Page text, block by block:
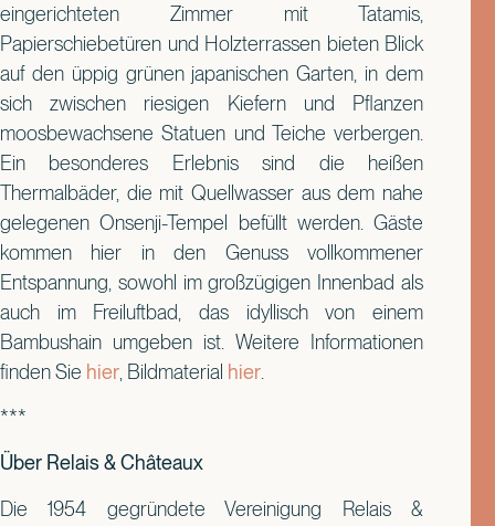
eingerichteten Zimmer mit Tatamis,
Papierschiebetüren und Holzterrassen bieten Blick
auf den üppig grünen japanischen Garten, in dem
sich zwischen riesigen Kiefern und Pflanzen
moosbewachsene Statuen und Teiche verbergen.
Ein besonderes Erlebnis sind die heißen
Thermalbäder, die mit Quellwasser aus dem nahe
gelegenen Onsenji-Tempel befüllt werden. Gäste
kommen hier in den Genuss vollkommener
Entspannung, sowohl im großzügigen Innenbad als
auch im Freiluftbad, das idyllisch von einem
Bambushain umgeben ist. Weitere Informationen
finden Sie hier , Bildmaterial hier
***
Über Relais & Châteaux
Die 1954 gegründete Vereinigung Relais &